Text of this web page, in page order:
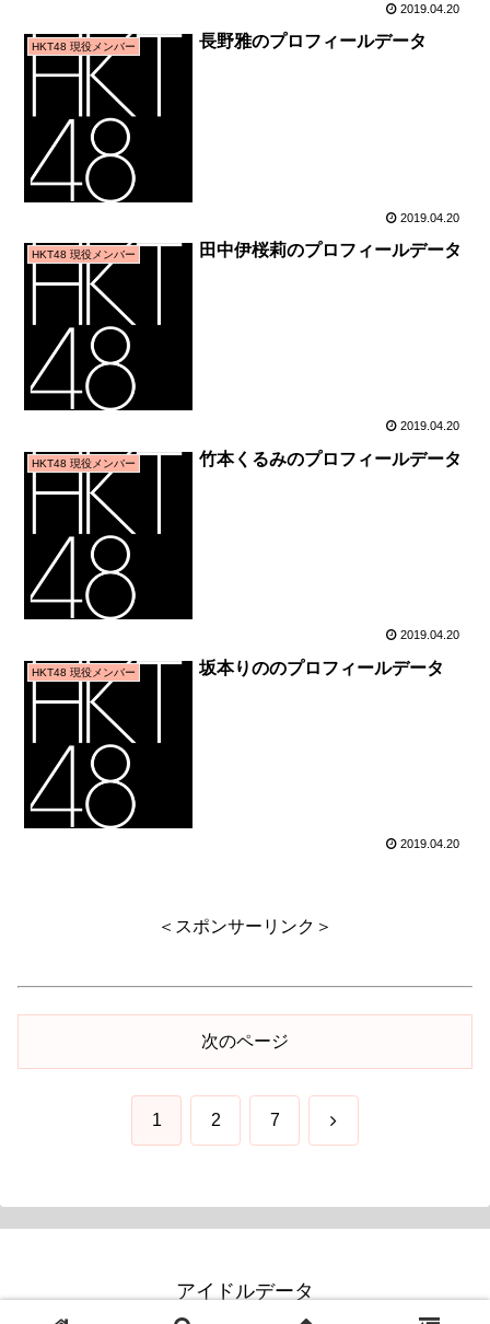
2019.04.20
HKT48 現役メンバー 長野雅のプロフィールデータ
2019.04.20
HKT48 現役メンバー 田中伊桜莉のプロフィールデータ
2019.04.20
HKT48 現役メンバー 竹本くるみのプロフィールデータ
2019.04.20
HKT48 現役メンバー 坂本りののプロフィールデータ
2019.04.20
＜スポンサーリンク＞
次のページ
1 2 7 次
アイドルデータ